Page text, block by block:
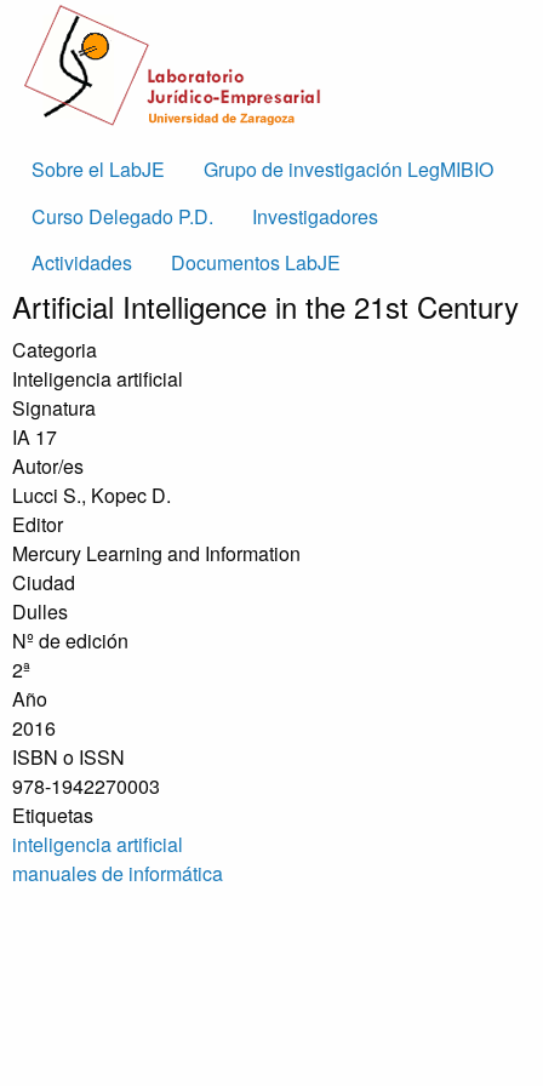
Skip to main content
Main
Sobre el LabJE
Grupo de investigación LegMIBIO
Curso Delegado P.D.
Investigadores
Actividades
Documentos LabJE
Artificial Intelligence in the 21st Century
Categoria
Inteligencia artificial
Signatura
IA 17
Autor/es
Lucci S., Kopec D.
Editor
Mercury Learning and Information
Ciudad
Dulles
Nº de edición
2ª
Año
2016
ISBN o ISSN
978-1942270003
Etiquetas
inteligencia artificial
manuales de informática